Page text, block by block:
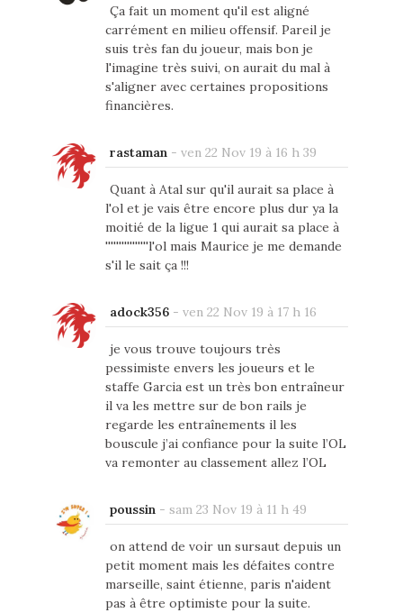
Ça fait un moment qu'il est aligné
carrément en milieu offensif. Pareil je
suis très fan du joueur, mais bon je
l'imagine très suivi, on aurait du mal à
s'aligner avec certaines propositions
financières.
rastaman- ven 22 Nov 19 à 16 h 39
Quant à Atal sur qu'il aurait sa place à
l'ol et je vais être encore plus dur ya la
moitié de la ligue 1 qui aurait sa place à
''''''''''''''''l'ol mais Maurice je me demande
s'il le sait ça !!!
adock356- ven 22 Nov 19 à 17 h 16
je vous trouve toujours très
pessimiste envers les joueurs et le
staffe Garcia est un très bon entraîneur
il va les mettre sur de bon rails je
regarde les entraînements il les
bouscule j’ai confiance pour la suite l’OL
va remonter au classement allez l’OL
poussin- sam 23 Nov 19 à 11 h 49
on attend de voir un sursaut depuis un
petit moment mais les défaites contre
marseille, saint étienne, paris n'aident
pas à être optimiste pour la suite.